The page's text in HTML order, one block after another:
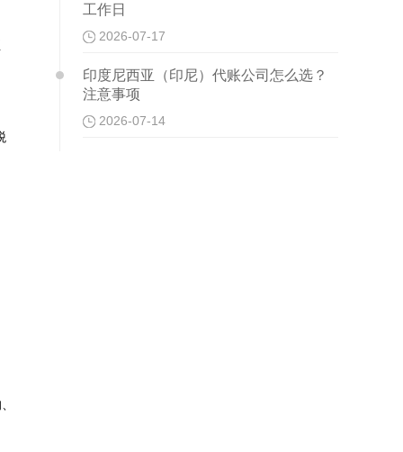
工作日
2026-07-17
印度尼西亚（印尼）代账公司怎么选？
注意事项
2026-07-14